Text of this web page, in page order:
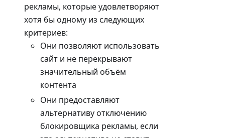
рекламы, которые удовлетворяют
хотя бы одному из следующих
критериев:
Они позволяют использовать
сайт и не перекрывают
значительный объём
контента
Они предоставляют
альтернативу отключению
блокировщика рекламы, если